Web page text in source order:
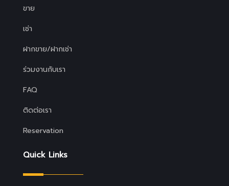
ขาย
เช่า
ฝากขาย/ฝากเช่า
ร่วมงานกับเรา
FAQ
ติดต่อเรา
Reservation
Quick Links